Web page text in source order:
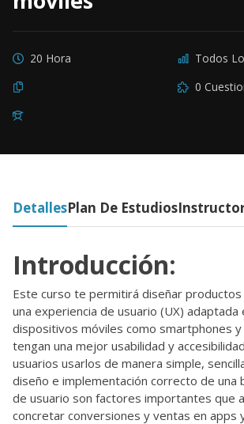
20 Hora
Todos
0
DetallesPlan De Estudios
Introducción:
Este curso te permitirá diseñar productos
una experiencia de usuario (UX)
dispositivos móviles como smartphones
tengan una mejor usabilidad y
usuarios usarlos de manera simple,
diseño e implementación correcto de una
de usuario son factores importantes que
concretar conversiones y ventas en apps